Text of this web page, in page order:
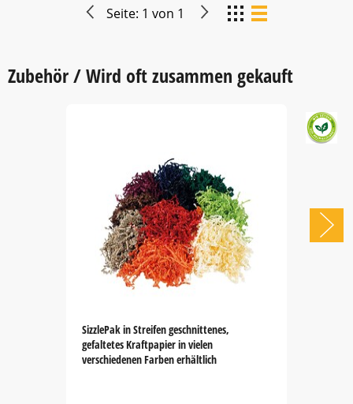
Seite: 1 von 1
Zubehör / Wird oft zusammen gekauft
SizzlePak in Streifen geschnittenes,
gefaltetes Kraftpapier in vielen
verschiedenen Farben erhältlich